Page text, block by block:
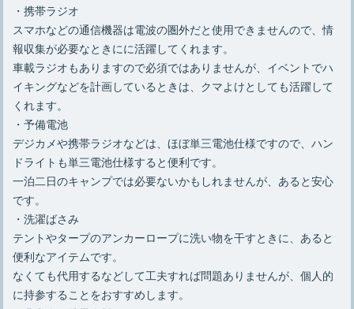
・携帯ラジオ
スマホなどの通信機器は電波の圏外だと使用できませんので、情
報収集が必要なときにに活躍してくれます。
車載ラジオもありますので必須ではありませんが、イベントでハ
イキングなどを計画しているときは、クマよけとしても活躍して
くれます。
・予備電池
デジカメや携帯ラジオなどは、ほぼ単三電池仕様ですので、ハン
ドライトも単三電池仕様すると便利です。
一泊二日のキャンプでは必要ないかもしれませんが、あると安心
です。
・洗濯ばさみ
テントやタープのアンカーロープに洗い物を干すときに、あると
便利なアイテムです。
なくても代用するなどして工夫すれば問題ありませんが、個人的
に持参することをおすすめします。